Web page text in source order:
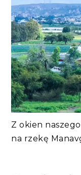
Z okien
na rzekę